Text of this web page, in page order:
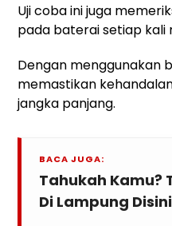
Uji coba ini juga
pada baterai setiap kali
Dengan menggunakan
memastikan
jangka panjang.
BACA JUGA:
Tahukah Kamu?
Di Lampung